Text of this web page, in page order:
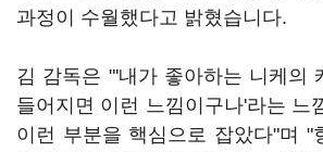
과정이 수월했다고 밝혔습니다.
김 감독은 "'내가 좋아하는 니케의
들어지면 이런 느낌이구나'라는 느
이런 부분을 핵심으로 잡았다"며 "